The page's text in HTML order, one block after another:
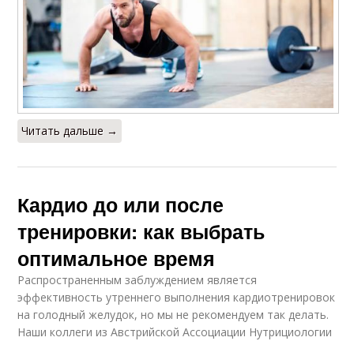
Читать дальше →
Кардио до или после
тренировки: как выбрать
оптимальное время
Распространенным заблуждением является
эффективность утреннего выполнения кардиотренировок
на голодный желудок, но мы не рекомендуем так делать.
Наши коллеги из Австрийской Ассоциации Нутрициологии